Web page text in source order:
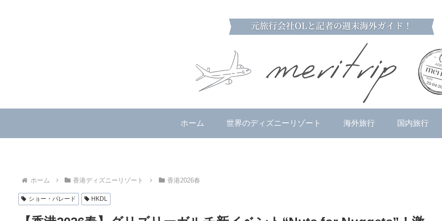
ホーム 世界のディズニーリゾート 海外旅行 国内旅行
ホーム 香港ディズニーリゾート 香港2026春
ショー・パレード HKDL